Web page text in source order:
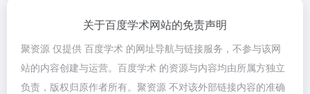
关于百度学术网站的免责声明
聚资源 仅提供 百度学术 的网址导航与链接服务，不参与该网
站的内容创建与运营。百度学术 的资源与内容均由所属方独立
负责，版权归原作者所有。聚资源 不对该外部链接内容的准确